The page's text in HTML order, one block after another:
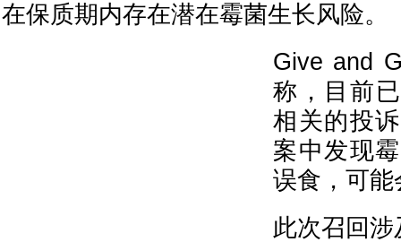
在保质期内存在潜在霉菌生长风险。
Give and
称，目前
相关的投
案中发现
误食，可
此次召回